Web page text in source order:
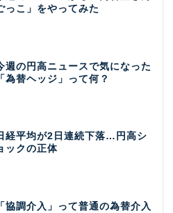
っこ」をやってみた
週の円高ニュースで気になった
「為替ヘッジ」って何？
経平均が2日連続下落…円高シ
ックの正体
「協調介入」って普通の為替介入